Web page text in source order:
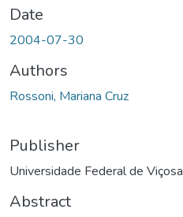
Date
2004-07-30
Authors
Rossoni, Mariana Cruz
Publisher
Universidade Federal de Viçosa
Abstract